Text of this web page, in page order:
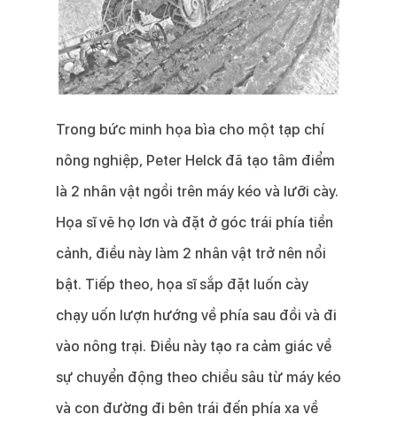
Trong bức minh họa bìa cho một tạp chí
nông nghiệp, Peter Helck đã tạo tâm điểm
là 2 nhân vật ngồi trên máy kéo và lưỡi cày.
Họa sĩ vẽ họ lơn và đặt ở góc trái phía tiền
cảnh, điều này làm 2 nhân vật trở nên nổi
bật. Tiếp theo, họa sĩ sắp đặt luốn cày
chạy uốn lượn hướng về phía sau đồi và đi
vào nông trại. Điều này tạo ra cảm giác về
sự chuyển động theo chiều sâu từ máy kéo
và con đường đi bên trái đến phía xa về